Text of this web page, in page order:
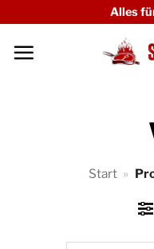
springen
Alles
Start »